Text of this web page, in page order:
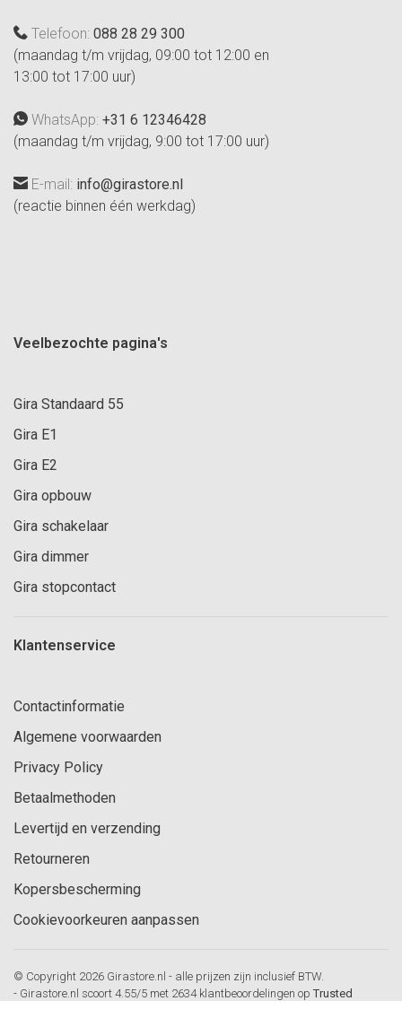
Telefoon: 088 28 29 300
(maandag t/m vrijdag, 09:00 tot 12:00 en
13:00 tot 17:00 uur)
WhatsApp: +31 6 12346428
(maandag t/m vrijdag, 9:00 tot 17:00 uur)
E-mail: info@girastore.nl
(reactie binnen één werkdag)
Veelbezochte pagina's
Gira Standaard 55
Gira E1
Gira E2
Gira opbouw
Gira schakelaar
Gira dimmer
Gira stopcontact
Klantenservice
Contactinformatie
Algemene voorwaarden
Privacy Policy
Betaalmethoden
Levertijd en verzending
Retourneren
Kopersbescherming
Cookievoorkeuren aanpassen
© Copyright 2026 Girastore.nl - alle prijzen zijn inclusief BTW.
- Girastore.nl scoort 4.55/5 met 2634 klantbeoordelingen op Trusted